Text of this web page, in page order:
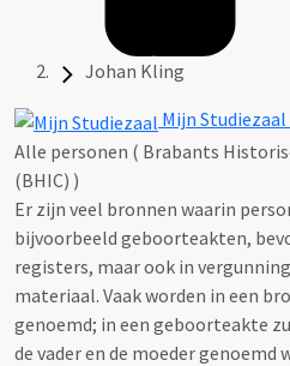
Johan Kling
Mijn
Alle personen ( Brabants
(BHIC) )
Er zijn veel bronnen waarin
bijvoorbeeld geboorteakten,
registers, maar ook in
materiaal. Vaak worden in een
genoemd; in een geboorteakte
de vader en de moeder genoemd